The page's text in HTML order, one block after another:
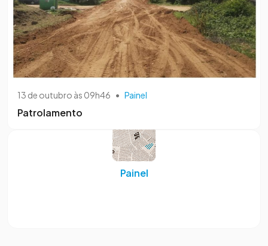
13 de outubro às 09h46 • Painel
Patrolamento
Painel